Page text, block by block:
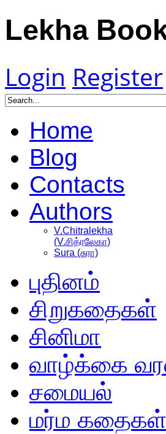
Lekha
Login Register
Home
Blog
Contacts
Authors
V.Chitralekha
(V.சித்ரலேகா)
Sura (சுரா)
புதினம்
சிறுகதைகள்
சினிமா
வாழ்க்கை
சமையல்
மர்ம கதைகள்